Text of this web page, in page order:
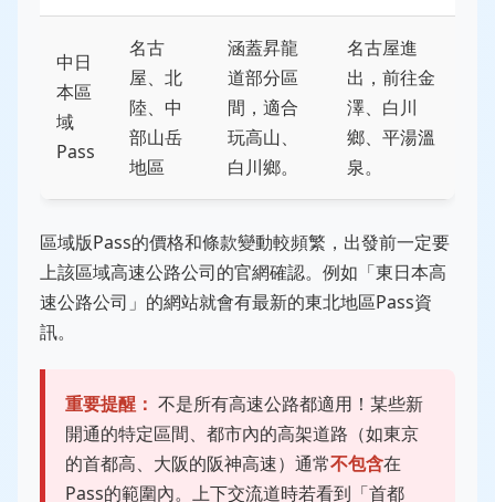
中日
本區
域
Pass
名古
屋、北
陸、中
部山岳
地區
涵蓋昇龍
道部分區
間，適合
玩高山、
白川鄉。
名古屋進
出，前往金
澤、白川
鄉、平湯溫
泉。
區域版Pass的價格和條款變動較頻繁，出發前一定要
上該區域高速公路公司的官網確認。例如「東日本高
速公路公司」的網站就會有最新的東北地區Pass資
訊。
重要提醒： 不是所有高速公路都適用！某些新
開通的特定區間、都市內的高架道路（如東京
的首都高、大阪的阪神高速）通常不包含在
Pass的範圍內。上下交流道時若看到「首都